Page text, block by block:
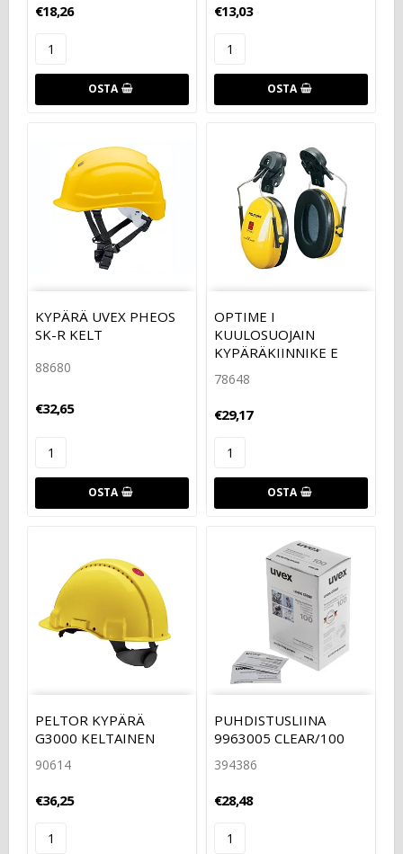
€18,26
OSTA
€13,03
OSTA
KYPÄRÄ UVEX PHEOS
SK-R KELT
88680
€32,65
OSTA
OPTIME I
KUULOSUOJAIN
KYPÄRÄKIINNIKE E
78648
€29,17
OSTA
PELTOR KYPÄRÄ
G3000 KELTAINEN
90614
€36,25
PUHDISTUSLIINA
9963005 CLEAR/100
394386
€28,48